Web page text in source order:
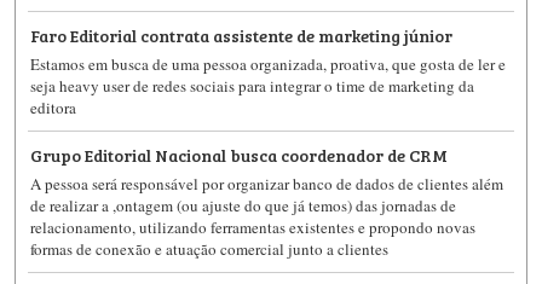
Faro Editorial contrata assistente de marketing júnior
Estamos em busca de uma pessoa organizada, proativa, que gosta de ler e
seja heavy user de redes sociais para integrar o time de marketing da
editora
Grupo Editorial Nacional busca coordenador de CRM
A pessoa será responsável por organizar banco de dados de clientes além
de realizar a ,ontagem (ou ajuste do que já temos) das jornadas de
relacionamento, utilizando ferramentas existentes e propondo novas
formas de conexão e atuação comercial junto a clientes